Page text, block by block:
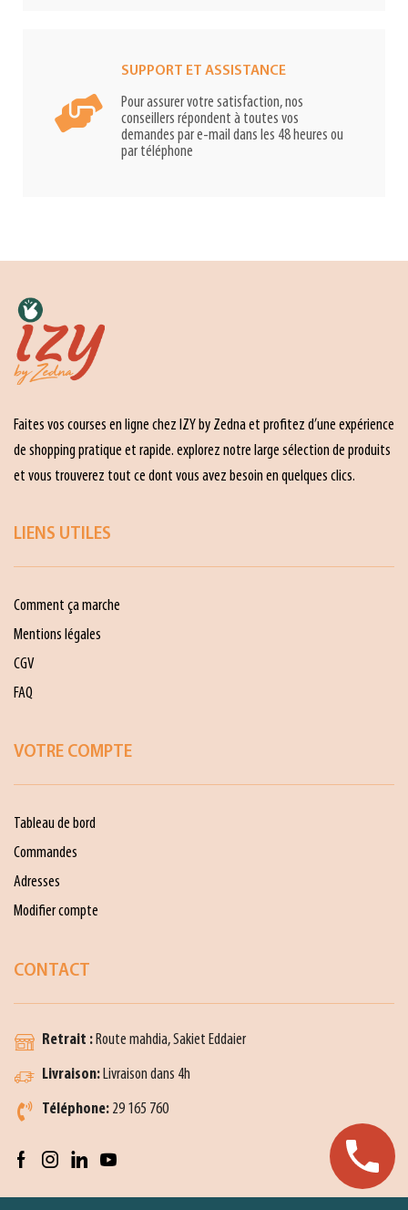
SUPPORT ET ASSISTANCE
Pour assurer votre satisfaction, nos
conseillers répondent à toutes vos
demandes par e-mail dans les 48 heures ou
par téléphone
Faites vos courses en ligne chez IZY by Zedna et profitez d’une expérience
de shopping pratique et rapide. explorez notre large sélection de produits
et vous trouverez tout ce dont vous avez besoin en quelques clics.
LIENS UTILES
Comment ça marche
Mentions légales
CGV
FAQ
VOTRE COMPTE
Tableau de bord
Commandes
Adresses
Modifier compte
CONTACT
Retrait :Route mahdia, Sakiet Eddaier
Livraison:Livraison dans 4h
Téléphone: 29 165 760